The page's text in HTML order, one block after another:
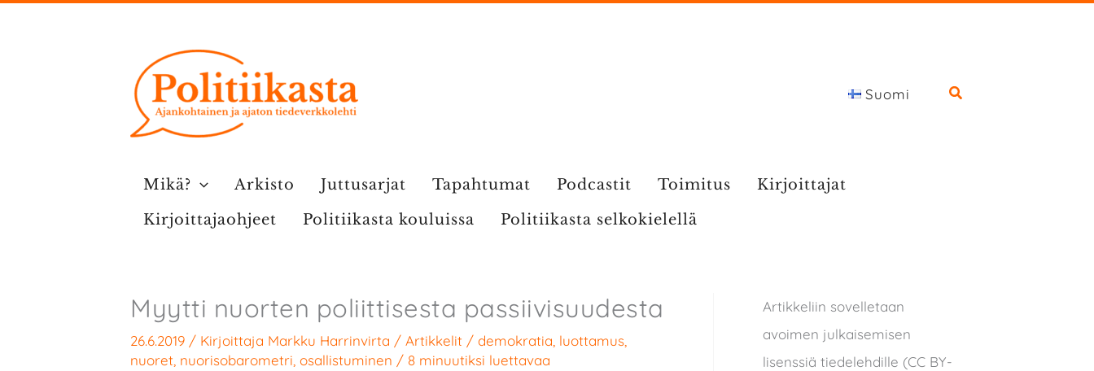
Suomi
Mikä? Arkisto Juttusarjat Tapahtumat Podcastit Toimitus
Kirjoittajat
Kirjoittajaohjeet
Politiikasta kouluissa Politiikasta selkokielellä
Myytti nuorten poliittisesta passiivisuudesta
26.6.2019 / Kirjoittaja Markku Harrinvirta / Artikkelit / demokratia luottamus
nuoret nuorisobarometri osallistuminen / 8 minuutiksi luettavaa
Artikkeliin sovelletaan
avoimen julkaisemisen
lisenssiä tiedelehdille (CC BY-